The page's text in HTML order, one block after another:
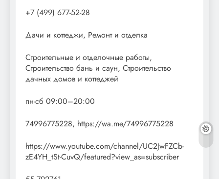
+7 (499) 677-52-28
Дачи и коттеджи, Ремонт и отделка
Строительные и отделочные работы,
Строительство бань и саун, Строительство
дачных домов и коттеджей
пн-сб 09:00–20:00
74996775228, https://wa.me/74996775228
https://www.youtube.com/channel/UC2JwFZCb-
zE4YH_tSt-CuvQ/featured?view_as=subscriber